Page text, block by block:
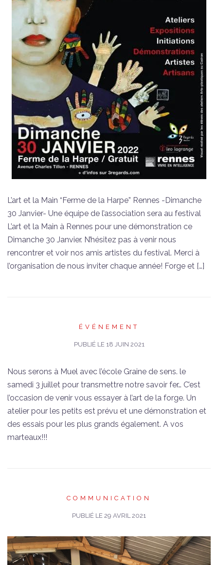
L’art et la Main “Ferme de la Harpe” Rennes -Dimanche
30 Janvier- Une équipe de l’association sera au festival
L’art et la Main à Rennes pour une démonstration ce
Dimanche 30 Janvier. N’hésitez pas à venir nous
rencontrer et voir nos amis artistes du festival. Merci à
l’organisation de nous inviter chaque année! Forge et […]
ÉVÉNEMENT
PUBLIÉ LE 18 JUIN 2021
Nous serons à Muel avec l’école Graine de sens. le
samedi 3 juillet pour transmettre notre savoir fer… C’est
l’occasion de venir vous essayer à l’art de la forge. Un
atelier pour les petits est prévu et une démonstration et
des essais pour les plus grands également. A vos
marteaux!!!
COMMUNICATION
PUBLIÉ LE 29 AVRIL 2021